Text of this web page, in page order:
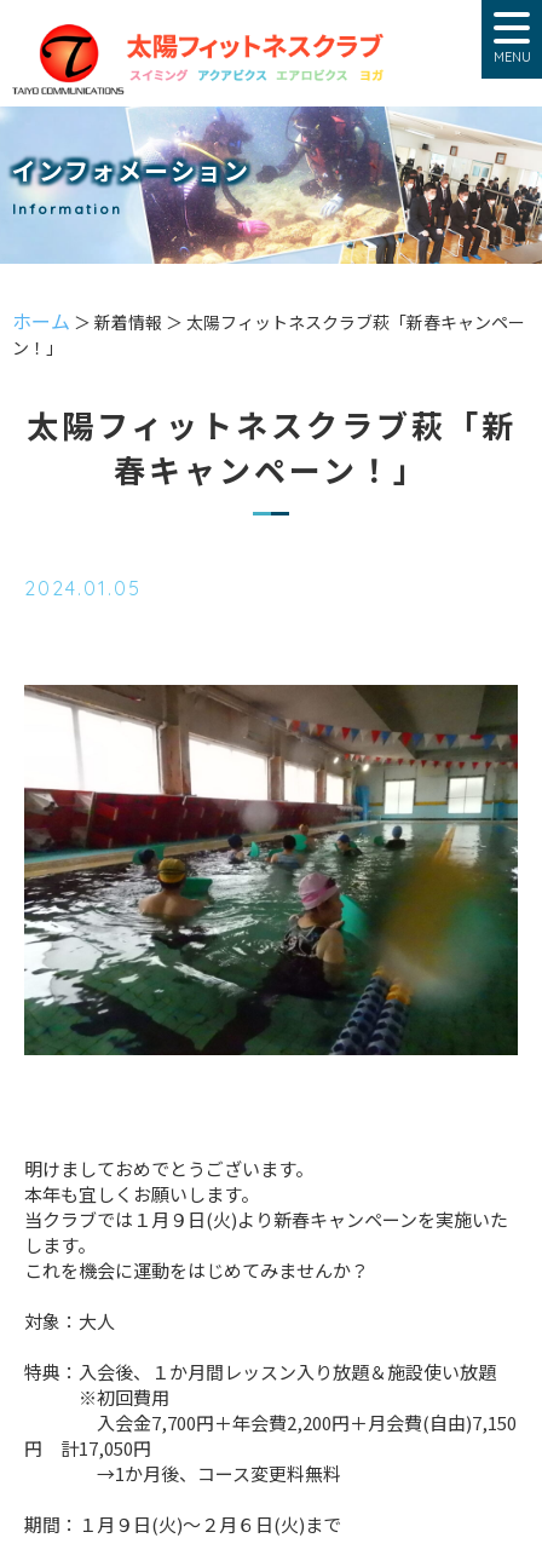
MENU
インフォメーション
Information
ホーム ＞ 新着情報 ＞ 太陽フィットネスクラブ萩「新春キャンペー
ン！」
太陽フィットネスクラブ萩「新
春キャンペーン！」
2024.01.05
明けましておめでとうございます。
本年も宜しくお願いします。
当クラブでは１月９日(火)より新春キャンペーンを実施いた
します。
これを機会に運動をはじめてみませんか？
対象：大人
特典：入会後、１か月間レッスン入り放題＆施設使い放題
※初回費用
入会金7,700円＋年会費2,200円＋月会費(自由)7,150
円 計17,050円
→1か月後、コース変更料無料
期間：１月９日(火)～２月６日(火)まで